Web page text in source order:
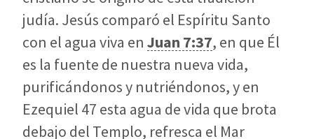
judía. Jesús comparó el Espíritu Santo
con el agua viva en Juan 7:37, en que Él
es la fuente de nuestra nueva vida,
purificándonos y nutriéndonos, y en
Ezequiel 47 esta agua de vida que brota
debajo del Templo, refresca el Mar